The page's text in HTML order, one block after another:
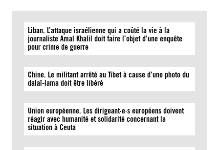
Liban. L’attaque israélienne qui a coûté la vie à la
journaliste Amal Khalil doit faire l’objet d’une enquête
pour crime de guerre
Chine. Le militant arrêté au Tibet à cause d’une photo du
dalaï-lama doit être libéré
Union européenne. Les dirigeant·e·s européens doivent
réagir avec humanité et solidarité concernant la
situation à Ceuta